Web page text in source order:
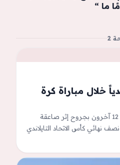
ما “
2
خلال مباراة كرة
لقي لاعب تايلاندي مصرعه وأصيب 12 آخرون بجروح إثر صاعقة
نهائي كأس الاتحاد التايلاندي